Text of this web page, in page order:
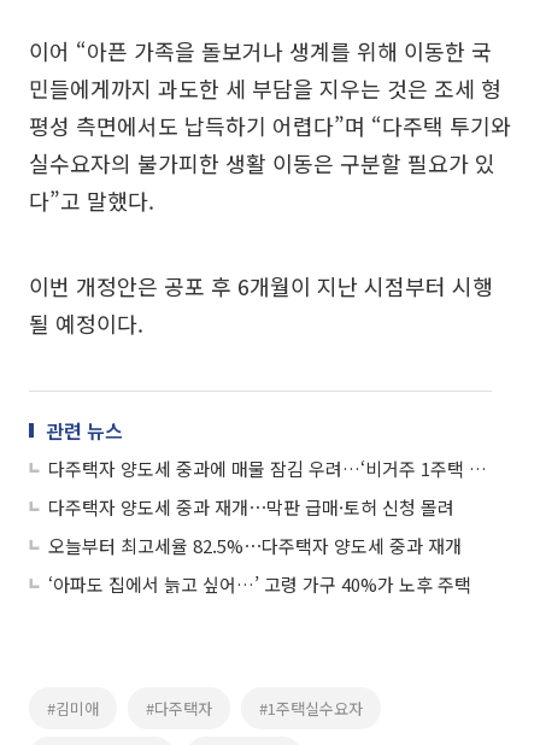
이어 “아픈 가족을 돌보거나 생계를 위해 이동한 국
민들에게까지 과도한 세 부담을 지우는 것은 조세 형
평성 측면에서도 납득하기 어렵다”며 “다주택 투기와
실수요자의 불가피한 생활 이동은 구분할 필요가 있
다”고 말했다.
이번 개정안은 공포 후 6개월이 지난 시점부터 시행
될 예정이다.
관련 뉴스
다주택자 양도세 중과에 매물 잠김 우려…‘비거주 1주택 예외 카드’ 먹힐까
다주택자 양도세 중과 재개⋯막판 급매·토허 신청 몰려
오늘부터 최고세율 82.5%⋯다주택자 양도세 중과 재개
‘아파도 집에서 늙고 싶어…’ 고령 가구 40%가 노후 주택
#김미애 #다주택자 #1주택실수요자